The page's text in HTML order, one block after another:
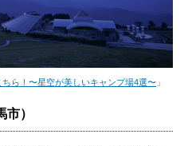
ら！〜星空が美しいキャンプ場4選〜 」
）